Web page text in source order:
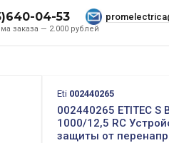
заказа — 2.000 рублей
04-53
Eti 002440265
002440265 ETITEC S
1000/12,5 RC
защиты от